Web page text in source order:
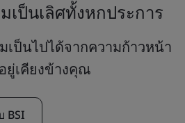
เป็นเลิศทั้งหกประการ
เป็นไปได้จากความก้าวหน้า
ยู่เคียงข้างคุณ
BSI